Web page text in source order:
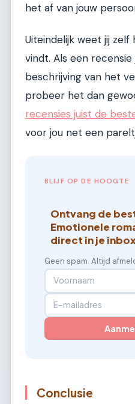
het af van jouw
Uiteindelijk weet jij
vindt. Als een
beschrijving van het
probeer het dan
recensies juist de
voor jou net een
BLIJF OP DE HOOGTE
Ontvang de
Emotionele
direct in je
Geen spam. Altijd
Conclusie